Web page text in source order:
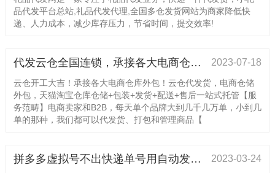
品代发平台总站,礼品代发代理,全国多仓发货网站为商家降低快
递、人力成本，减少库存压力，节省时间，提交效率!
代发云仓全国连锁，承接各大电商仓库外包！为您省时省力省心省钱，价格美丽，欢迎带量咨询！ 2023-07-18
云仓开工大吉！承接各大电商仓库外包！云仓代发货，电商仓储
外包，天猫淘宝仓库仓储+包装+发货+配送+售后一站式托管【服
务范畴】电商卖家和B2B，每天单个品牌大到几千几万单，小到几
单的那种，我们都可以代发货、打包和管理商品【
拼多多虚拟号不出快递单号用自动发货即可解决 2023-03-24